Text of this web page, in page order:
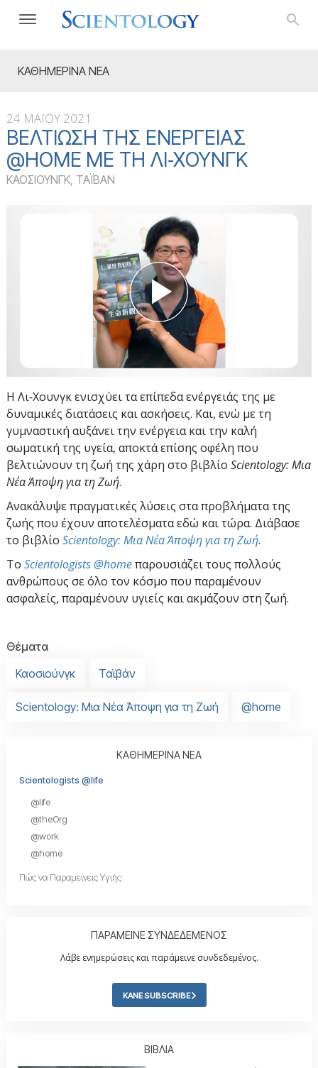
ΚΑΘΗΜΕΡΙΝΑ ΝΕΑ
24 ΜΑΪΟΥ 2021
ΒΕΛΤΊΩΣΗ ΤΗΣ ΕΝΈΡΓΕΙΑΣ
@HOME ΜΕ ΤΗ ΛΙ‑ΧΟΥΝΓΚ
ΚΑΟΣΙΟΥΝΓΚ, ΤΑΪΒΑΝ
Η Λι‑Χουνγκ ενισχύει τα επίπεδα ενέργειάς της με
δυναμικές διατάσεις και ασκήσεις. Και, ενώ με τη
γυμναστική αυξάνει την ενέργεια και την καλή
σωματική της υγεία, αποκτά επίσης οφέλη που
βελτιώνουν τη ζωή της χάρη στο βιβλίο Scientology: Μια
Νέα Άποψη για τη Ζωή.
Ανακάλυψε πραγματικές λύσεις στα προβλήματα της
ζωής που έχουν αποτελέσματα εδώ και τώρα. Διάβασε
το βιβλίο Scientology: Μια Νέα Άποψη για τη Ζωή.
To Scientologists @homeπαρουσιάζει τους πολλούς
ανθρώπους σε όλο τον κόσμο που παραμένουν
ασφαλείς, παραμένουν υγιείς και ακμάζουν στη ζωή.
Θέματα
Καοσιούνγκ
Ταϊβάν
Scientology: Μια Νέα Άποψη για τη Ζωή @home
ΚΑΘΗΜΕΡΙΝΑ ΝΕΑ
Scientologists @life
@life
@theOrg
@work
@home
Πώς να Παραμείνεις Υγιής
ΠΑΡΑΜΕΙΝΕ ΣΥΝΔΕΔΕΜΕΝΟΣ
Λάβε ενημερώσεις και παράμεινε συνδεδεμένος.
ΚΑΝΕ SUBSCRIBE
ΒΙΒΛΙΑ